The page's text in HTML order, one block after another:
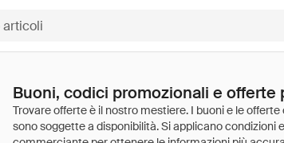
Buoni, codici promozionali e offerte